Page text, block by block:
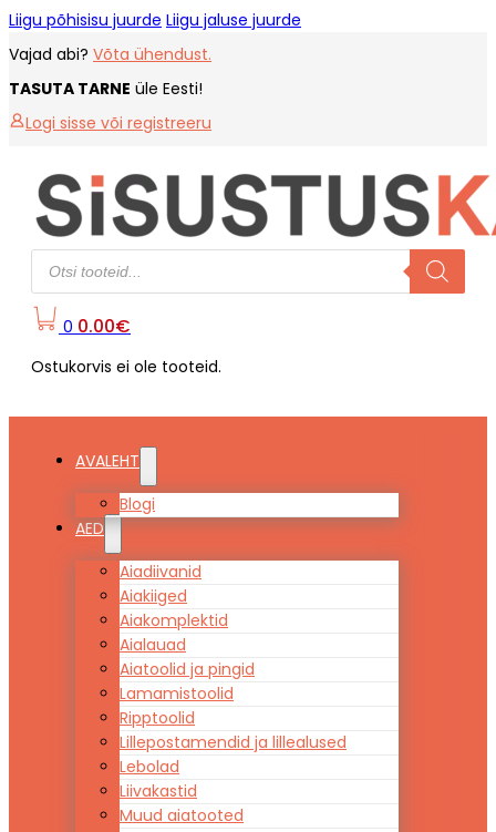
Liigu põhisisu juurde Liigu jaluse juurde
Vajad abi? Võta ühendust.
TASUTA TARNE üle Eesti!
Logi sisse või registreeru
Products
search
0 0.00€
Ostukorvis ei ole tooteid.
AVALEHT
Blogi
AED
Aiadiivanid
Aiakiiged
Aiakomplektid
Aialauad
Aiatoolid ja pingid
Lamamistoolid
Ripptoolid
Lillepostamendid ja lillealused
Lebolad
Liivakastid
Muud aiatooted